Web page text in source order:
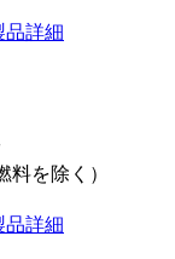
品詳細
料を除く）
品詳細